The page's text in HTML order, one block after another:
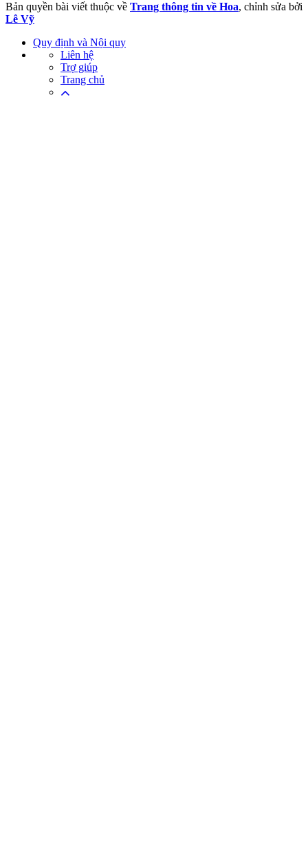
Bản quyền bài viết thuộc về Trang thông tin về Hoa, chỉnh sửa bởi
Lê Vỹ
Quy định và Nội quy
Liên hệ
Trợ giúp
Trang chủ